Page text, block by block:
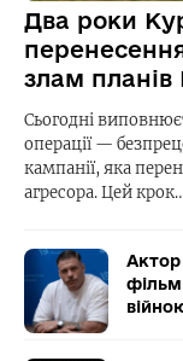
Два роки
злам
Сьогодні
операції —
кампанії, яка
агресора. Цей